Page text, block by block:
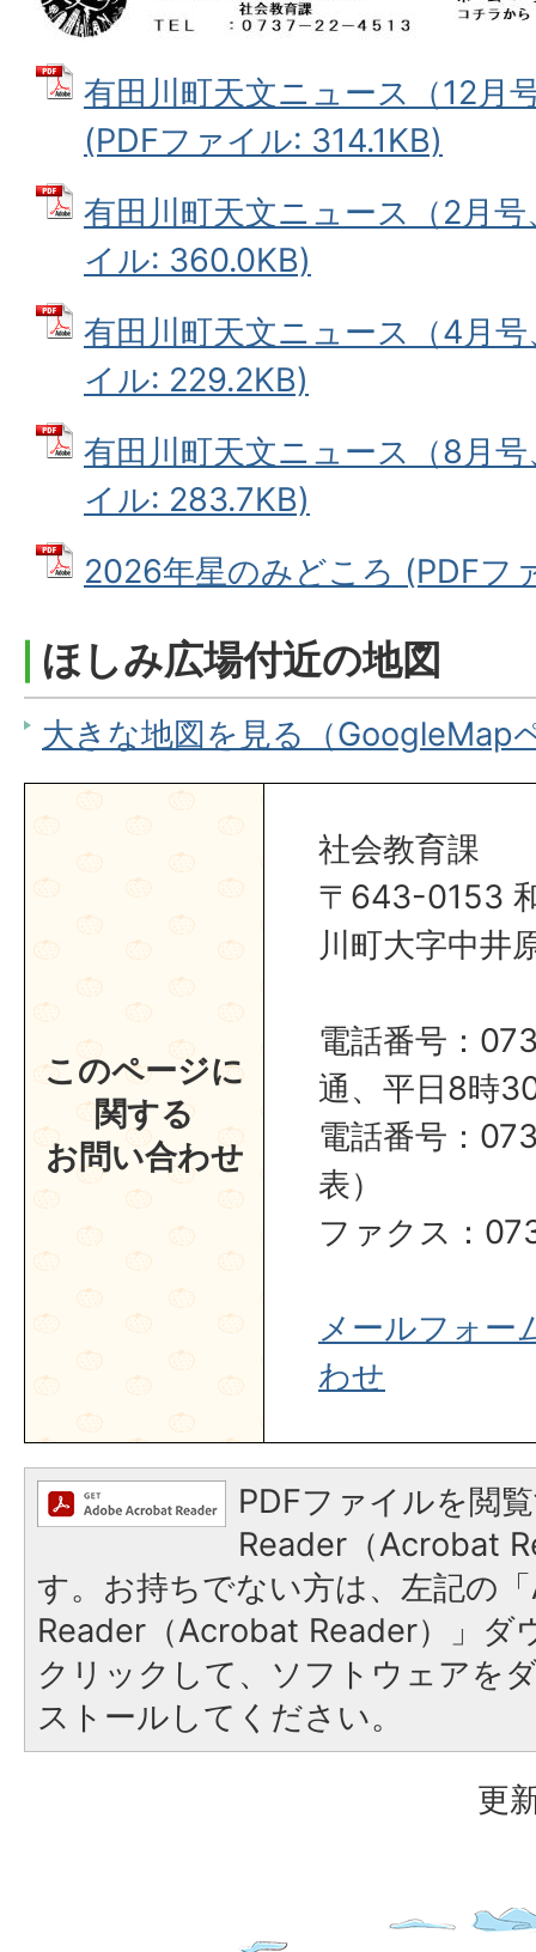
有田川町天文ニュース（12月
(PDFファイル: 314.1KB)
有田川町天文ニュース（2月
イル: 360.0KB)
有田川町天文ニュース（4月
イル: 229.2KB)
有田川町天文ニュース（8月
イル: 283.7KB)
2026年星のみどころ (PDFフ
ほしみ広場付近の地図
大きな地図を見る（GoogleMap
このページに
関する
お問い合わせ
社会教育課
〒643-0153
川町大字中井
電話番号：
通、平日8時
電話番号：
表）
ファクス：
メールフォー
わせ
PDFファイルを閲
Reader（Acrobat
す。お持ちでない方は、左記の
Reader（Acrobat Reader）」ダ
クリックして、ソフトウェアを
ストールしてください。
更